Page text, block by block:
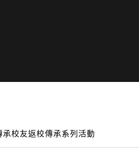
校友返校傳承系列活動